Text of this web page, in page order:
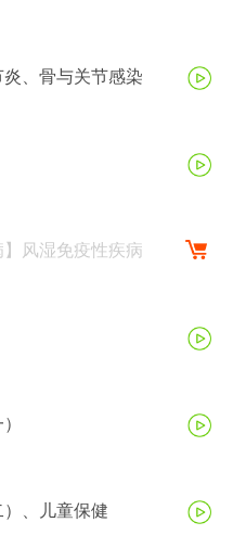
炎、骨与关节感染
】风湿免疫性疾病
）、儿童保健